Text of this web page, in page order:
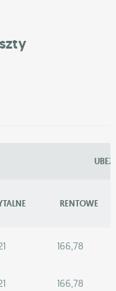
RENTOWE
166,78
166,78